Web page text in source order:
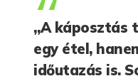
„A káposztás
egy étel,
időutazás is.